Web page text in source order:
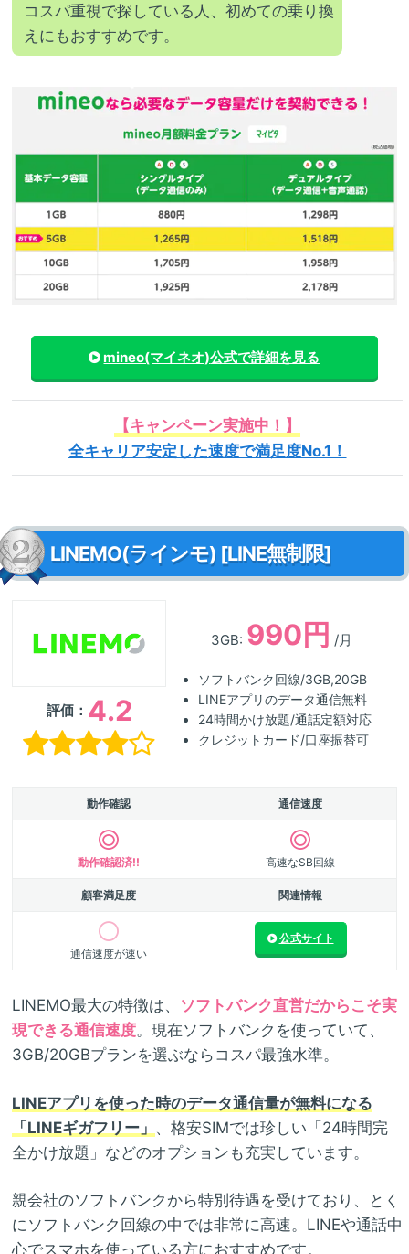
コスパ重視で探している人、初めての乗り換
えにもおすすめです。
mineo(マイネオ)公式で詳細を見る
【キャンペーン実施中！】
全キャリア安定した速度で満足度No.1！
LINEMO(ラインモ) [LINE無制限]
評価： 4.2
3GB: 990円 /月
ソフトバンク回線/3GB,20GB
LINEアプリのデータ通信無料
24時間かけ放題/通話定額対応
クレジットカード/口座振替可
動作確認 通信速度
動作確認済!! 高速なSB回線
顧客満足度 関連情報
通信速度が速い
公式サイト
LINEMO最大の特徴は、 ソフトバンク直営だからこそ実
現できる通信速度。現在ソフトバンクを使っていて、
3GB/20GBプランを選ぶならコスパ最強水準。
LINEアプリを使った時のデータ通信量が無料になる
「LINEギガフリー」 、格安SIMでは珍しい「24時間完
全かけ放題」などのオプションも充実しています。
親会社のソフトバンクから特別待遇を受けており、とく
にソフトバンク回線の中では非常に高速。LINEや通話中
心でスマホを使っている方におすすめです。